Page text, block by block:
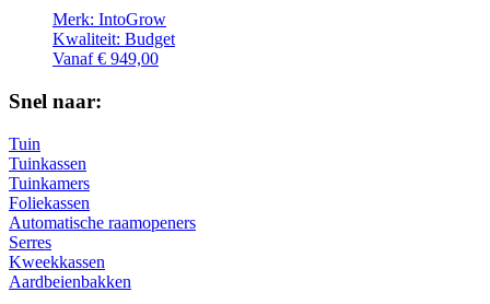
Merk: IntoGrow
Kwaliteit: Budget
Vanaf€ 949,00
Snel naar:
Tuin
Tuinkassen
Tuinkamers
Foliekassen
Automatische raamopeners
Serres
Kweekkassen
Aardbeienbakken